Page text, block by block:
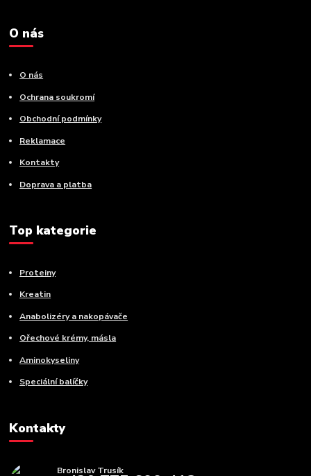
O nás
O nás
Ochrana soukromí
Obchodní podmínky
Reklamace
Kontakty
Doprava a platba
Top kategorie
Proteiny
Kreatin
Anabolizéry a nakopávače
Ořechové krémy, másla
Aminokyseliny
Speciální balíčky
Kontakty
Bronislav Trusík